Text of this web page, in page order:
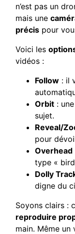
n’est pas un
mais une
précis pour
Voici les
vidéos :
Follow : il
Orbit :
sujet.
Reveal/
pour
Overhead
type «
Dolly
digne du
Soyons clairs :
reproduire
main. Même